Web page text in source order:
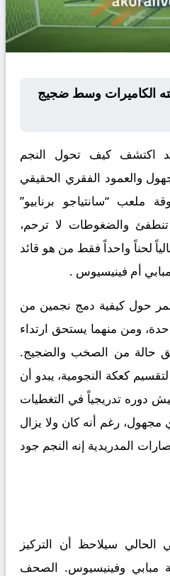
الكاميرات وسط ضجيج
اكتشف كيف تحول النجم
والعمود الفقري الحقيقي
ملعب “سانتياجو برنابيو”
تنطفئ والضغوطات لا ترحم،
لحناً واحداً فقط من هو قائد
أم فينيسيوس .
حول كيفية دمج نجمين من
ومن منهما يستحق ارتداء
حالة من الصخب والضجيج.
كعكة النجومية، يبدو أن
دوره تدريجياً في التغطيات
مجهول، رغم أنه كان ولا يزال
المدريدية إنه النجم جود
الحالي سيلاحظ أن التركيز
مبابي وفينيسيوس. الصحف